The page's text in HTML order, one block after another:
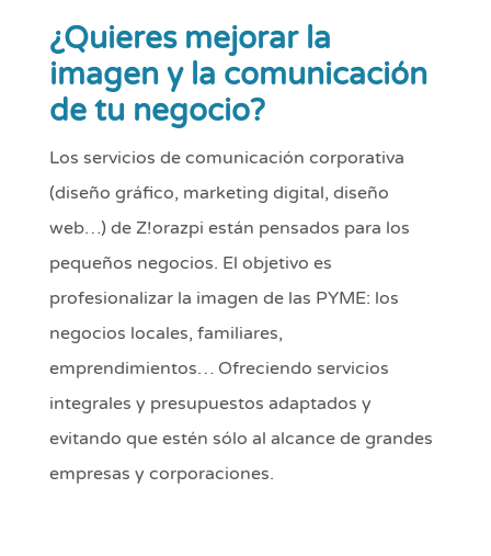
¿Quieres mejorar la
imagen y la comunicación
de tu negocio?
Los servicios de comunicación corporativa
(diseño gráfico, marketing digital, diseño
web…) de Z!orazpi están pensados para los
pequeños negocios. El objetivo es
profesionalizar la imagen de las PYME: los
negocios locales, familiares,
emprendimientos… Ofreciendo servicios
integrales y presupuestos adaptados y
evitando que estén sólo al alcance de grandes
empresas y corporaciones.